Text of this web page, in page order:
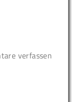
verfassen